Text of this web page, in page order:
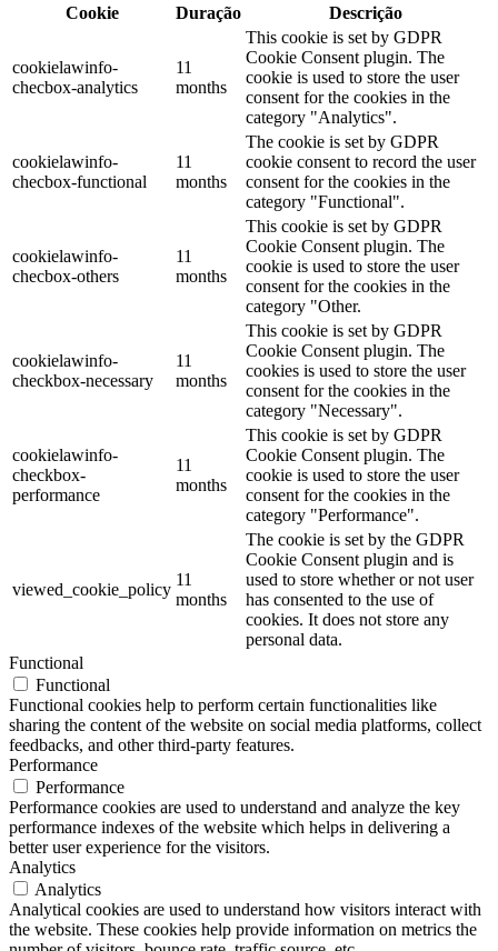
Cookie
Duração Descrição
cookielawinfo-
checbox-analytics
11
months
This cookie is set by GDPR
Cookie Consent plugin. The
cookie is used to store the user
consent for the cookies in the
category "Analytics".
cookielawinfo-
checbox-functional
11
months
The cookie is set by GDPR
cookie consent to record the user
consent for the cookies in the
category "Functional".
cookielawinfo-
checbox-others
11
months
This cookie is set by GDPR
Cookie Consent plugin. The
cookie is used to store the user
consent for the cookies in the
category "Other.
cookielawinfo-
checkbox-necessary
11
months
This cookie is set by GDPR
Cookie Consent plugin. The
cookies is used to store the user
consent for the cookies in the
category "Necessary".
cookielawinfo-
checkbox-
performance
11
months
This cookie is set by GDPR
Cookie Consent plugin. The
cookie is used to store the user
consent for the cookies in the
category "Performance".
viewed_cookie_policy
11
months
The cookie is set by the GDPR
Cookie Consent plugin and is
used to store whether or not user
has consented to the use of
cookies. It does not store any
personal data.
Functional
Functional
Functional cookies help to perform certain functionalities like
sharing the content of the website on social media platforms, collect
feedbacks, and other third-party features.
Performance
Performance
Performance cookies are used to understand and analyze the key
performance indexes of the website which helps in delivering a
better user experience for the visitors.
Analytics
Analytics
Analytical cookies are used to understand how visitors interact with
the website. These cookies help provide information on metrics the